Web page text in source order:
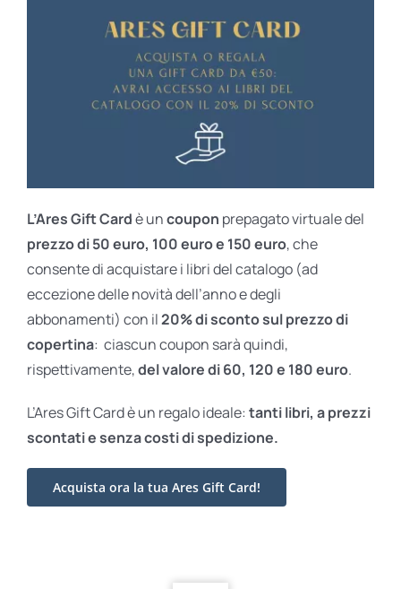
L’Ares Gift Cardè uncoupon prepagato virtuale del
prezzo di 50 euro, 100 euro e 150 euro, che
consente di acquistare i libri del catalogo (ad
eccezione delle novità dell’anno e degli
abbonamenti) con il20% di sconto sul prezzo di
copertina: ciascun coupon sarà quindi,
rispettivamente,del valore di 60, 120 e 180 euro.
L’Ares Gift Card è un regalo ideale: tanti libri, a prezzi
scontati esenza costi di spedizione.
Acquista ora la tua Ares Gift Card!